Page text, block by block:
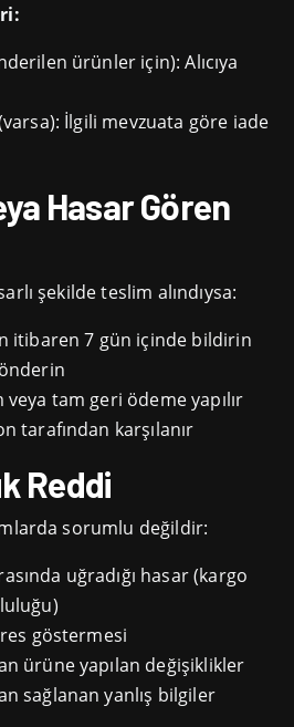
ürünler için): Alıcıya
İlgili mevzuata göre iade
Hasar Gören
şekilde teslim alındıysa:
itibaren 7 gün içinde bildirin
tam geri ödeme yapılır
tarafından karşılanır
Reddi
sorumlu değildir:
uğradığı hasar (kargo
göstermesi
ürüne yapılan değişiklikler
sağlanan yanlış bilgiler